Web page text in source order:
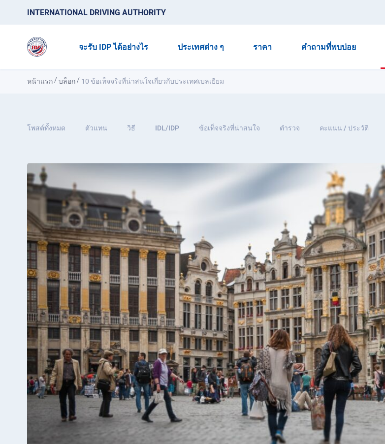
INTERNATIONAL DRIVING AUTHORITY
จะรับ IDP ได้อย่างไร ประเทศต่าง ๆ ราคา คำถามที่พบบ่อย
หน้าแรก /บล็อก / 10 ข้อเท็จจริงที่น่าสนใจเกี่ยวกับประเทศเบลเยียม
โพสต์ทั้งหมด ตัวแทน วิธี IDL/IDP ข้อเท็จจริงที่น่าสนใจ ตำรวจ คะแนน / ประวัติ